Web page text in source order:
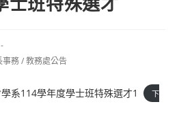
事務/教務處公告
系114學年度學士班特殊選才1
下